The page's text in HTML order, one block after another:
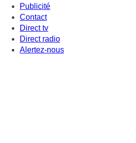
Publicité
Contact
Direct tv
Direct radio
Alertez-nous